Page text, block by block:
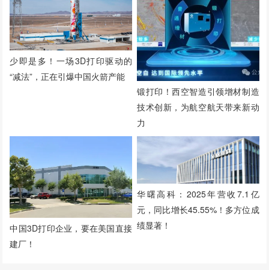
少即是多！一场3D打印驱动的
“减法”，正在引爆中国火箭产能
锻打印！西空智造引领增材制造
技术创新，为航空航天带来新动
力
中国3D打印企业，要在美国直接
建厂！
华曙高科：2025年营收7.1亿
元，同比增长45.55%！多方位成
绩显著！